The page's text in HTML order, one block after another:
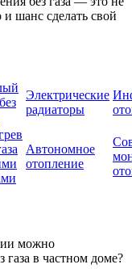
и шанс сделать свой
Электрические
радиаторы
Автономное
отопление
можно
газа в частном доме?